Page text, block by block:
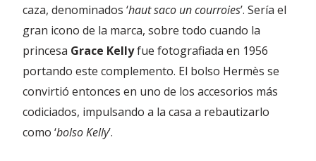
caza, denominados ‘haut saco un courroies’. Sería el
gran icono de la marca, sobre todo cuando la
princesa Grace Kellyfue fotografiada en 1956
portando este complemento. El bolso Hermès se
convirtió entonces en uno de los accesorios más
codiciados, impulsando a la casa a rebautizarlo
como ‘bolso Kelly’.